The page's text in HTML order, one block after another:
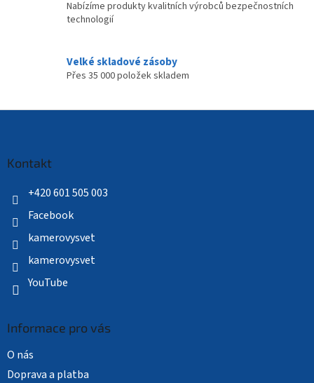
Nabízíme produkty kvalitních výrobců bezpečnostních
technologií
Velké skladové zásoby
Přes 35 000 položek skladem
Kontakt
+420 601 505 003
Facebook
kamerovysvet
kamerovysvet
YouTube
Informace pro vás
O nás
Doprava a platba